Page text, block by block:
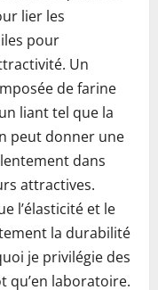
lier les
pour
Un
de farine
liant tel que la
peut donner une
dans
attractives.
l’élasticité et le
la durabilité
je privilégie des
qu’en laboratoire.